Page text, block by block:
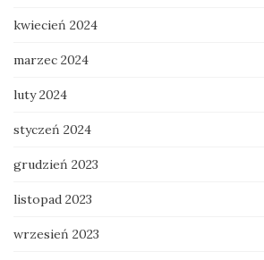
kwiecień 2024
marzec 2024
luty 2024
styczeń 2024
grudzień 2023
listopad 2023
wrzesień 2023